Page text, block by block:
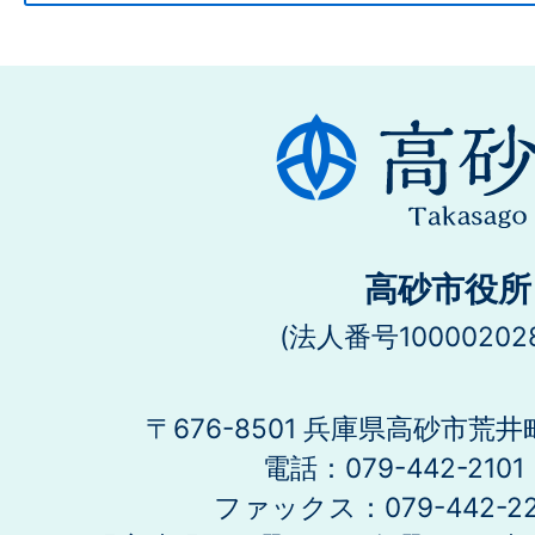
高砂市役所
(法人番号
〒676-8501 兵庫県高砂市荒井
電話：079-442-2101
ファックス：079-442-